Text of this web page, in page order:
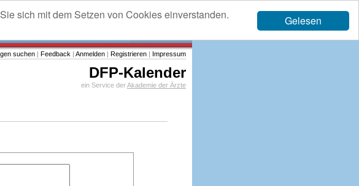
Gelesen
sich mit dem Setzen von Cookies einverstanden.
suchen | Feedback | Anmelden | Registrieren | Impressum
DFP-Kalender
ein Service derAkademie der Ärzte